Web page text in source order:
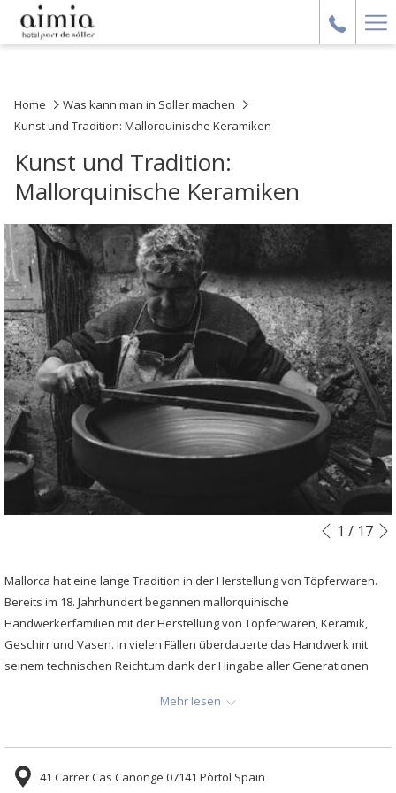
Home
Was kann man in Soller machen
Kunst und Tradition: Mallorquinische Keramiken
Kunst und Tradition:
Mallorquinische Keramiken
Diashow-
Durch
die
1 / 17
Mallorca hat eine lange Tradition in der Herstellung von Töpferwaren.
Bereits im 18. Jahrhundert begannen mallorquinische
Handwerkerfamilien mit der Herstellung von Töpferwaren, Keramik,
Geschirr und Vasen. In vielen Fällen überdauerte das Handwerk mit
seinem technischen Reichtum dank der Hingabe aller Generationen
ererbte Wissen über Ton und führen auch neue Trends und Materialien
Gerichten. Diese vollständig von Hand gedrehten und bemalten Stücke
Mehr lesen
41 Carrer Cas Canonge 07141 Pòrtol Spain